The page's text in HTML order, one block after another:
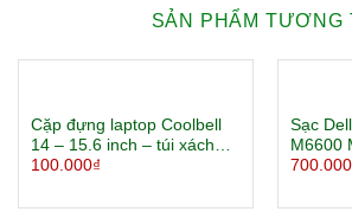
SẢN PHẨM TƯƠNG
Cặp đựng laptop Coolbell
14 – 15.6 inch – túi xách
đựng laptop
100.000₫
Sạc
M6600
M4600
700.000